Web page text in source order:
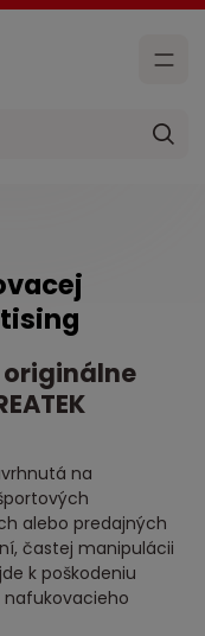
originálne
na
alebo predajných
častej manipulácii
k poškodeniu
nafukovacieho